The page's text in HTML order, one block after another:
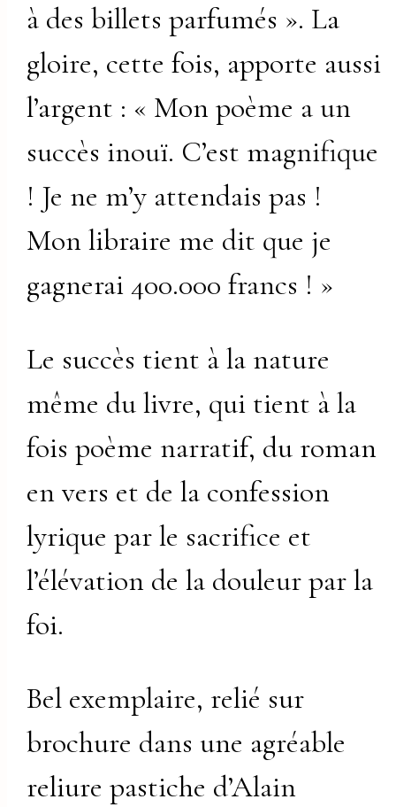
à des billets parfumés ». La
gloire, cette fois, apporte aussi
l’argent : « Mon poème a un
succès inouï. C’est magnifique
! Je ne m’y attendais pas !
Mon libraire me dit que je
gagnerai 400.000 francs ! »
Le succès tient à la nature
même du livre, qui tient à la
fois poème narratif, du roman
en vers et de la confession
lyrique par le sacrifice et
l’élévation de la douleur par la
foi.
Bel exemplaire, relié sur
brochure dans une agréable
reliure pastiche d’Alain